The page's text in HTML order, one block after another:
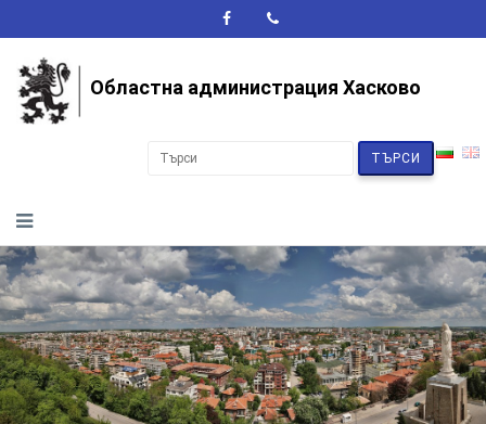
Областна администрация Хасково
ТЪРСИ